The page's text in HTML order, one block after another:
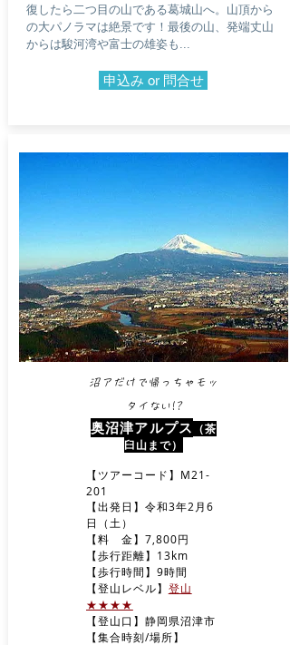
復したら二つ目の山である葛城山へ。山頂から
の大パノラマは絶景です！最後の山、発端丈山
からは駿河湾や富士の雄姿も...
申込み or 問合せ
沼アだけで帰っちゃモッ
タイない!?
奥沼津アルプス （茶
臼山まで）
【ツアーコード】M21-
201
【出発日】令和3年2月6
日（土）
【料 金】7,800円
【歩行距離】13km
【歩行時間】9時間
​【登山レベル】 登山
★★★★
【登山口】静岡県沼津市
​【集合時刻/場所】